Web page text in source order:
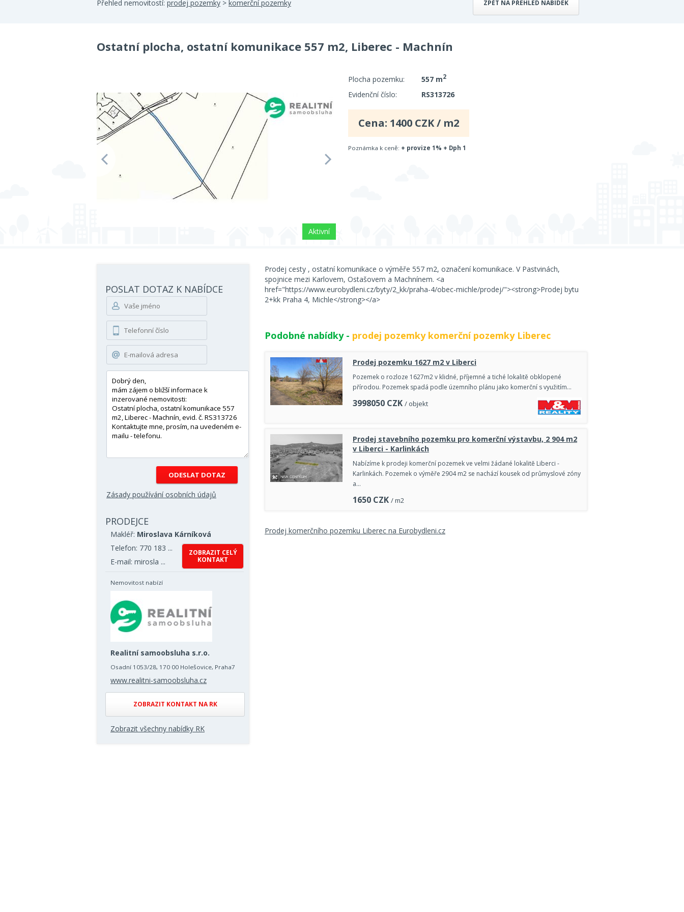
Přehled nemovitostí: prodej pozemky > komerční pozemky ZPĚT NA PŘEHLED NABÍDEK
Ostatní plocha, ostatní komunikace 557 m2, Liberec - Machnín
Aktivní
Plocha pozemku: 557 m2
Evidenční číslo: RS313726
Cena: 1400 CZK / m2
Poznámka k ceně: + provize 1% + Dph 1
POSLAT DOTAZ K NABÍDCE
Zásady používání osobních údajů
PRODEJCE
Makléř: Miroslava Kárníková
Telefon: 770 183 ...
E-mail: mirosla ...
ZOBRAZIT CELÝ
KONTAKT
Nemovitost nabízí
Realitní samoobsluha s.r.o.
Osadní 1053/28, 170 00 Holešovice, Praha7
www.realitni-samoobsluha.cz
ZOBRAZIT KONTAKT NA RK
Zobrazit všechny nabídky RK
Prodej cesty , ostatní komunikace o výměře 557 m2, označení komunikace. V Pastvinách,
spojnice mezi Karlovem, Ostašovem a Machnínem. <a
href="https://www.eurobydleni.cz/byty/2_kk/praha-4/obec-michle/prodej/"><strong>Prodej bytu
2+kk Praha 4, Michle</strong></a>
Podobné nabídky - prodej pozemky komerční pozemky Liberec
Prodej pozemku 1627 m2 v Liberci
Pozemek o rozloze 1627m2 v klidné, příjemné a tiché lokalitě obklopené
přírodou. Pozemek spadá podle územního plánu jako komerční s využitím…
3998050 CZK / objekt
Prodej stavebního pozemku pro komerční výstavbu, 2 904 m2
v Liberci - Karlinkách
Nabízíme k prodeji komerční pozemek ve velmi žádané lokalitě Liberci -
Karlinkách. Pozemek o výměře 2904 m2 se nachází kousek od průmyslové zóny
a…
1650 CZK / m2
Prodej komerčního pozemku Liberec na Eurobydleni.cz